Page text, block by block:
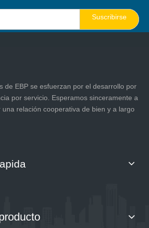
Suscribirse
de EBP se esfuerzan por el desarrollo por
por servicio. Esperamos sinceramente a
relación cooperativa de bien y a largo